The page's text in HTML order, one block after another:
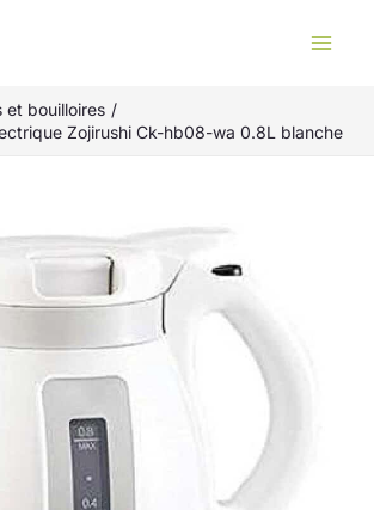
et bouilloires
Zojirushi Ck-hb08-wa 0.8L blanche